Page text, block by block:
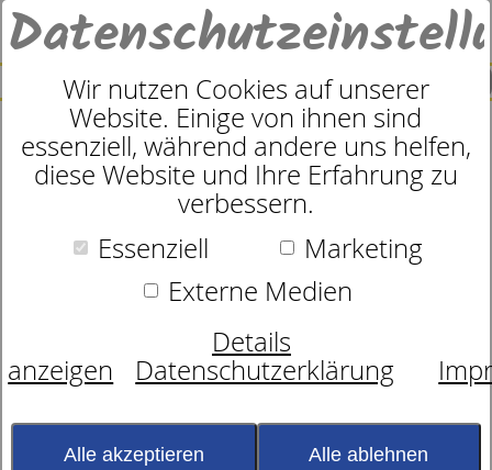
SUCHE
0
Kissen
dormabell Daune 40 D
Wir nutzen Cookies auf unserer
Website. Einige von ihnen sind
essenziell, während andere uns helfen,
diese Website und Ihre Erfahrung zu
verbessern.
Essenziell
Marketing
Externe Medien
Details
anzeigen
Datenschutzerklärung
Alle akzeptieren Alle ablehnen